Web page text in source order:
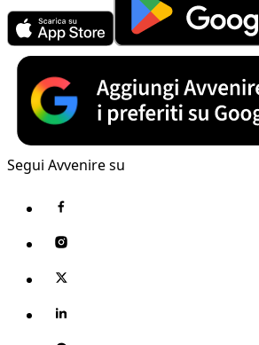
Segui Avvenire su